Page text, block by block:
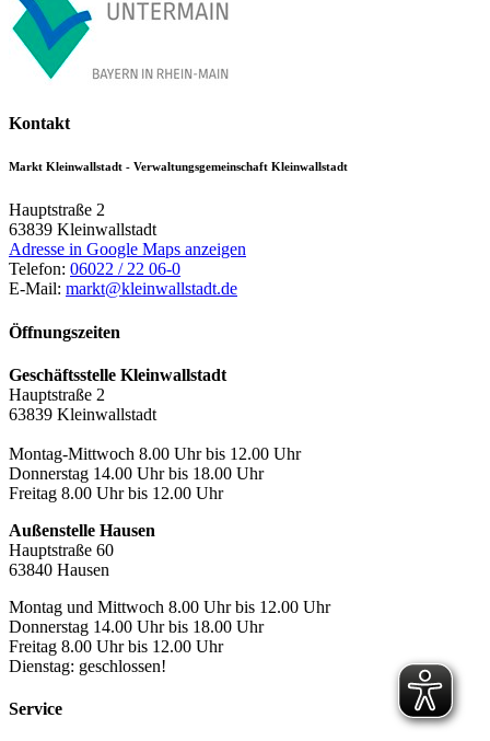
Kontakt
Markt Kleinwallstadt - Verwaltungsgemeinschaft Kleinwallstadt
Hauptstraße 2
63839 Kleinwallstadt
Adresse in Google Maps anzeigen
Telefon: 06022 / 22 06-0
E-Mail: markt@kleinwallstadt.de
Öffnungszeiten
Geschäftsstelle Kleinwallstadt
Hauptstraße 2
63839 Kleinwallstadt
Montag-Mittwoch 8.00 Uhr bis 12.00 Uhr
Donnerstag 14.00 Uhr bis 18.00 Uhr
Freitag 8.00 Uhr bis 12.00 Uhr
Außenstelle Hausen
Hauptstraße 60
63840 Hausen
Montag und Mittwoch 8.00 Uhr bis 12.00 Uhr
Donnerstag 14.00 Uhr bis 18.00 Uhr
Freitag 8.00 Uhr bis 12.00 Uhr
Dienstag: geschlossen!
Service